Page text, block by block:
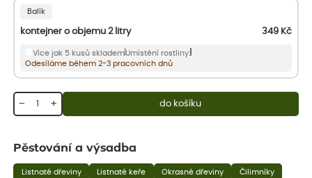
Balík
kontejner o objemu 2 litry 349 Kč
Více jak 5 kusů sklademUmístění rostliny:
Odesíláme během 2-3 pracovních dnů
+
− do košíku
Pěstování a výsadba
Listnaté dřeviny Listnaté keře Okrasné dřeviny Čilimníky